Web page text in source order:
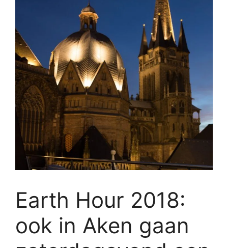
Earth Hour 2018:
ook in Aken gaan